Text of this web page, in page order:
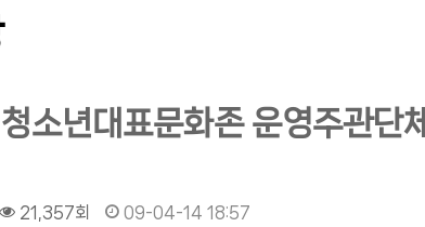
소년대표문화존 운영주관단
21,357회 09-04-14 18:57